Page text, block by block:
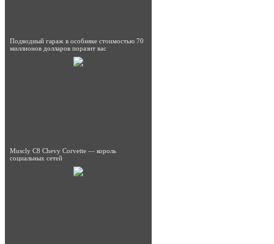
Подводный гараж в особняке стоимостью 70
миллионов долларов поразит вас
Muscly C8 Chevy Corvette — король
социальных сетей